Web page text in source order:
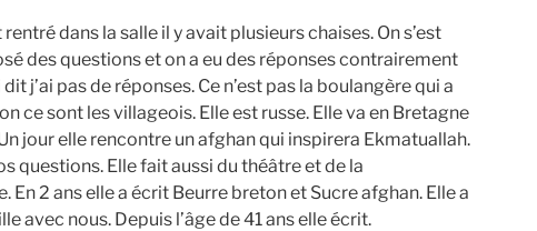
dans la salle il y avait plusieurs chaises. On s’est
des questions et on a eu des réponses contrairement
j’ai pas de réponses. Ce n’est pas la boulangère qui a
ce sont les villageois. Elle est russe. Elle va en Bretagne
jour elle rencontre un afghan qui inspirera Ekmatuallah.
questions. Elle fait aussi du théâtre et de la
En 2 ans elle a écrit Beurre breton et Sucre afghan. Elle a
avec nous. Depuis l’âge de 41 ans elle écrit.